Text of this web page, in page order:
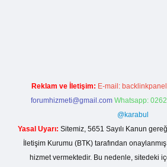
Reklam ve İletişim: E-mail:
forumhizmeti@gmail.com Whatsapp:
@karabul
Yasal Uyarı: Sitemiz, 5651 Sayılı Kanun
İletişim Kurumu (BTK) tarafından
hizmet vermektedir. Bu nedenle, sitedeki